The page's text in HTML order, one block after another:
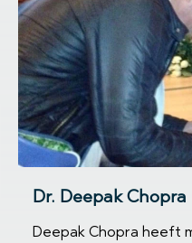
Dr. Deepak Chopra
Deepak Chopra heeft